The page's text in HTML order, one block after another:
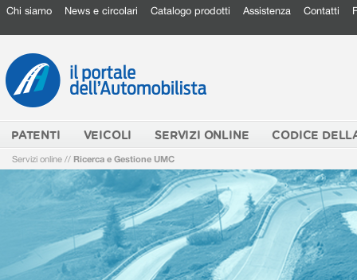
Chi siamo News e circolari Catalogo prodotti Assistenza Contatti
PATENTI VEICOLI SERVIZI ONLINE CODICE
Servizi online // Ricerca e Gestione UMC